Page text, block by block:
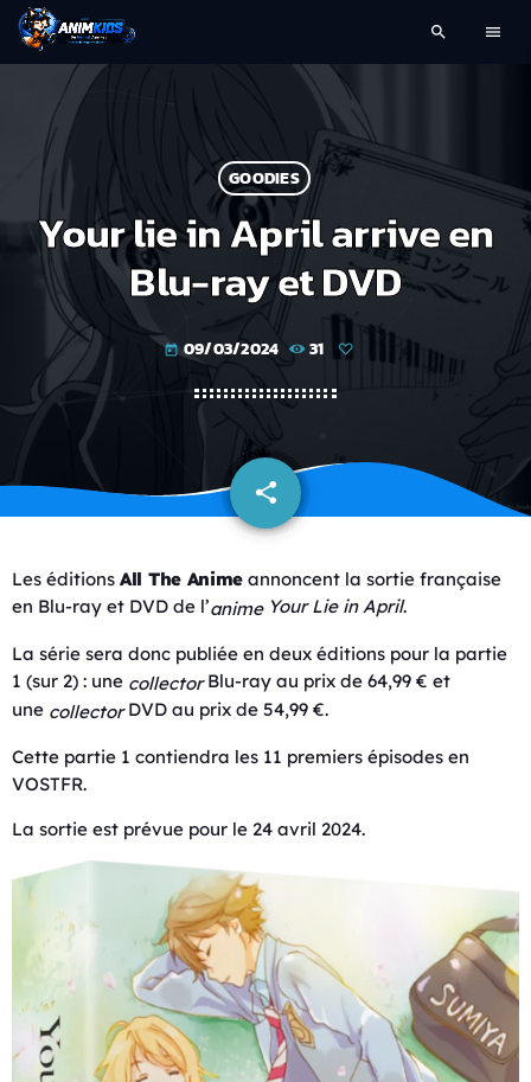
search menu
GOODIES
Your lie in April arrive en
Blu-ray et DVD
today 09/03/2024 31
share
email
Les éditions All The Anime annoncent la sortie française
en Blu-ray et DVD de l’anime Your Lie in April.
La série sera donc publiée en deux éditions pour la partie
1 (sur 2) : une collectorBlu-ray au prix de 64,99 € et
une collectorDVD au prix de 54,99 €.
Cette partie 1 contiendra les 11 premiers épisodes en
VOSTFR.
La sortie est prévue pour le 24 avril 2024.